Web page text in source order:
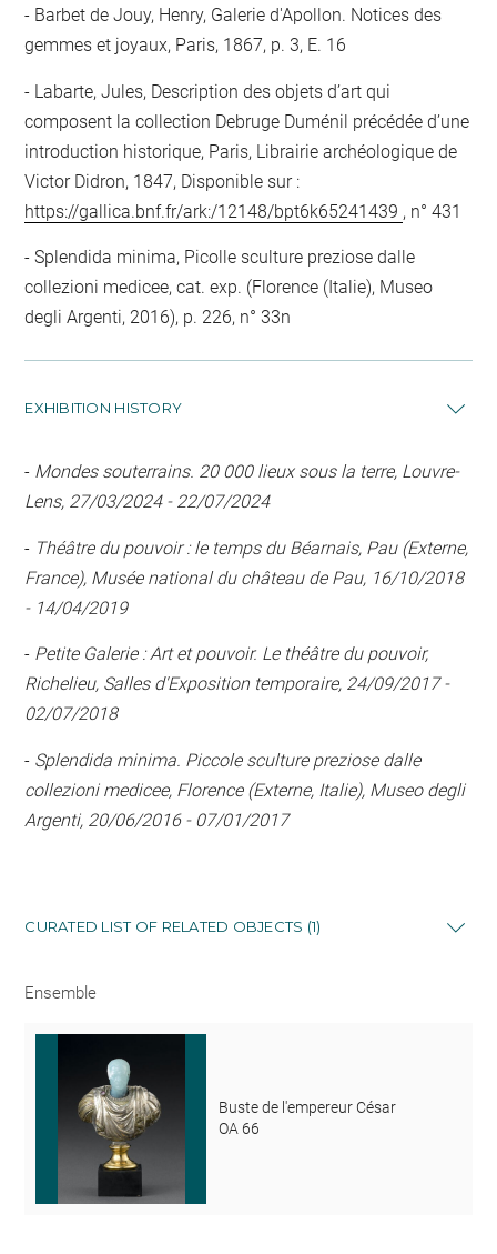
Barbet de Jouy, Henry, Galerie d'Apollon. Notices des
gemmes et joyaux, Paris, 1867, p. 3, E. 16
Labarte, Jules, Description des objets d’art qui
composent la collection Debruge Duménil précédée d’une
introduction historique, Paris, Librairie archéologique de
Victor Didron, 1847, Disponible sur :
https://gallica.bnf.fr/ark:/12148/bpt6k65241439 , n° 431
Splendida minima, Picolle sculture preziose dalle
collezioni medicee, cat. exp. (Florence (Italie), Museo
degli Argenti, 2016), p. 226, n° 33n
EXHIBITION HISTORY
- Mondes souterrains. 20 000 lieux sous la terre, Louvre-
Lens, 27/03/2024 - 22/07/2024
- Théâtre du pouvoir : le temps du Béarnais, Pau (Externe,
France), Musée national du château de Pau, 16/10/2018
- 14/04/2019
- Petite Galerie : Art et pouvoir. Le théâtre du pouvoir,
Richelieu, Salles d'Exposition temporaire, 24/09/2017 -
02/07/2018
- Splendida minima. Piccole sculture preziose dalle
collezioni medicee, Florence (Externe, Italie), Museo degli
Argenti, 20/06/2016 - 07/01/2017
CURATED LIST OF RELATED OBJECTS (1)
Ensemble
Buste de l'empereur César
OA 66